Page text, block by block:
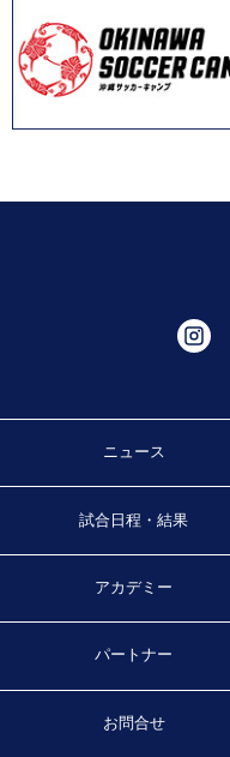
ニュース
試合日程・結果
アカデミー
パートナー
お問合せ